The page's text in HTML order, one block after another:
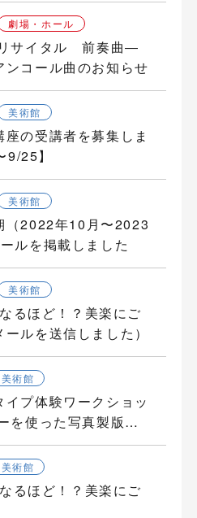
劇場・ホール
リサイタル 前奏曲―
コール曲のお知らせ
美術館
の受講者を募集しま
25】
美術館
（2022年10月〜2023
ルを掲載しました
美術館
るほど！？美楽にご
ルを送信しました）
美術館
イプ体験ワークショッ
を使った写真製版・
れた方へ
美術館
るほど！？美楽にご